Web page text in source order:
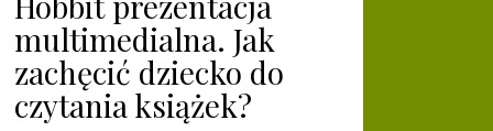
multimedialna. Jak
zachęcić dziecko do
czytania książek?